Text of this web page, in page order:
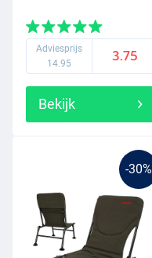
Adviesprijs
14.95
3.75
Bekijk
-30%